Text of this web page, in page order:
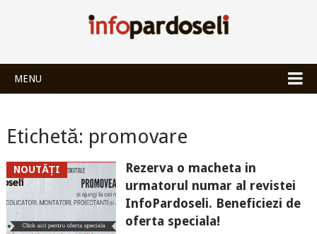
MENU
Etichetă: promovare
NOUTĂȚI
Rezerva o macheta in
urmatorul numar al revistei
InfoPardoseli. Beneficiezi de
oferta speciala!